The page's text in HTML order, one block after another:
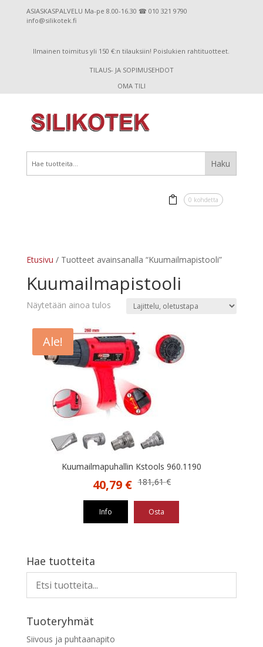
ASIASKASPALVELU Ma-pe 8.00-16.30 ☎ 010 321 9790
info@silikotek.fi
Ilmainen toimitus yli 150 €:n tilauksiin! Poislukien rahtituotteet.
TILAUS- JA SOPIMUSEHDOT
OMA TILI
0 kohdetta
Etusivu / Tuotteet avainsanalla “Kuumailmapistooli”
Kuumailmapistooli
Näytetään ainoa tulos
Ale!
Kuumailmapuhallin Kstools 960.1190
181,61€
Alkuperäinen
181,61 €.
40,79 €Nykyinen
40,79 €.
Info Osta
Hae tuotteita
Tuoteryhmät
Siivous ja puhtaanapito